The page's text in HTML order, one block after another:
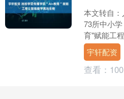
本文转自
73所中小
育"赋能工
极响应国家
14日至18....
宇轩配资
查看： 100